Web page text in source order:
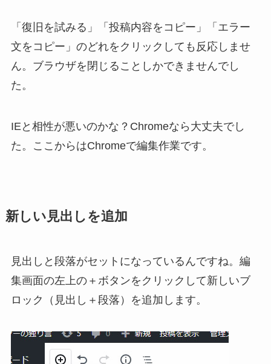
「復旧を試みる」「投稿内容をコピー」「エラー
文をコピー」のどれをクリックしても反応しませ
ん。ブラウザを閉じることしかできませんでし
た。
IEと相性が悪いのかな？Chromeなら大丈夫でし
た。ここからはChromeで編集作業です。
新しい見出しを追加
見出しと段落がセットになっているんですね。編
集画面の左上の＋ボタンをクリックして新しいブ
ロック（見出し＋段落）を追加します。